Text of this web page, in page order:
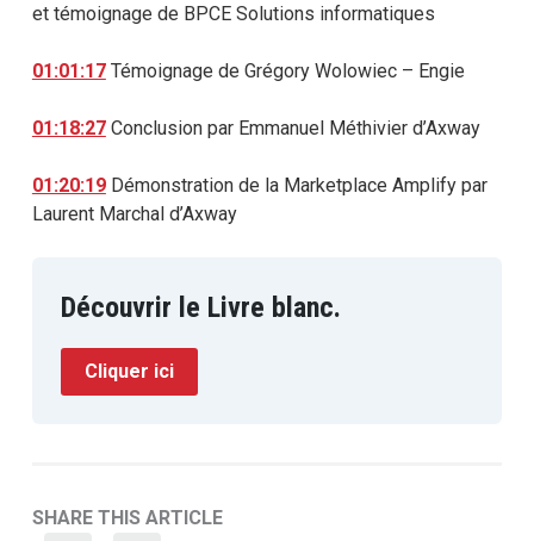
et témoignage de BPCE Solutions informatiques
01:01:17Témoignage de Grégory Wolowiec – Engie
01:18:27Conclusion par Emmanuel Méthivier d’Axway
01:20:19Démonstration de la Marketplace Amplify par
Laurent Marchal d’Axway
Découvrir le Livre blanc.
Cliquer ici
SHARE THIS ARTICLE